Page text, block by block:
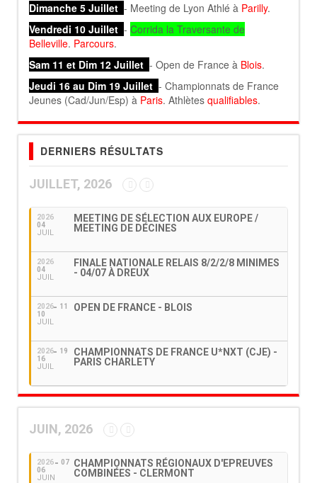
Dimanche 5 Juillet - Meeting de Lyon Athlé à Parilly.
Vendredi 10 Juillet - Corrida la Traversante de
Belleville. Parcours.
Sam 11 et Dim 12 Juillet - Open de France à Blois.
Jeudi 16 au Dim 19 Juillet - Championnats de France
Jeunes (Cad/Jun/Esp) à Paris. Athlètes qualifiables.
DERNIERS RÉSULTATS
JUILLET, 2026
2026
04
JUIL
MEETING DE SÉLECTION AUX EUROPE /
MEETING DE DÉCINES
2026
04
JUIL
FINALE NATIONALE RELAIS 8/2/2/8 MINIMES
- 04/07 À DREUX
2026
10
JUIL
11 OPEN DE FRANCE - BLOIS
2026
16
JUIL
19
CHAMPIONNATS DE FRANCE U*NXT (CJE) -
PARIS CHARLETY
JUIN, 2026
2026
06
JUIN
07
CHAMPIONNATS RÉGIONAUX D'EPREUVES
COMBINÉES - CLERMONT